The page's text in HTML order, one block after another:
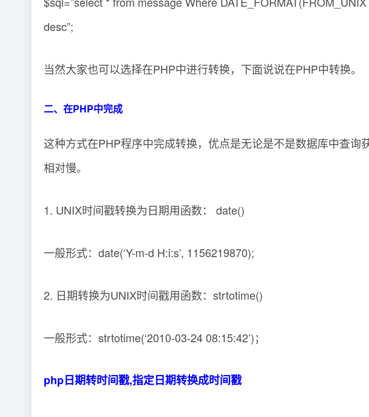
desc”;
当然大家也可以选择在PHP中进行转换，下面说说在PHP中转换。
二、在PHP中完成
这种方式在PHP程序中完成转换，优点是无论是不是数据库中查
相对慢。
1. UNIX时间戳转换为日期用函数： date()
一般形式：date(‘Y-m-d H:i:s’, 1156219870);
2. 日期转换为UNIX时间戳用函数：strtotime()
一般形式：strtotime(‘2010-03-24 08:15:42’)；
php日期转时间戳,指定日期转换成时间戳